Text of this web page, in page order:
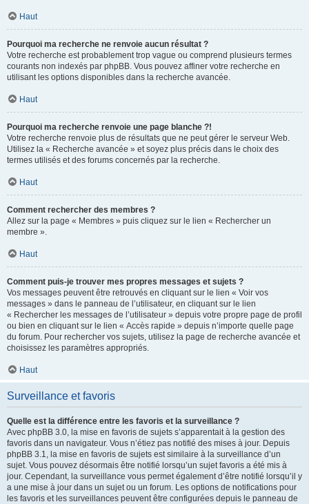
Haut
Pourquoi ma recherche ne renvoie aucun résultat ?
Votre recherche est probablement trop vague ou comprend plusieurs termes
courants non indexés par phpBB. Vous pouvez affiner votre recherche en
utilisant les options disponibles dans la recherche avancée.
Haut
Pourquoi ma recherche renvoie une page blanche ?!
Votre recherche renvoie plus de résultats que ne peut gérer le serveur Web.
Utilisez la « Recherche avancée » et soyez plus précis dans le choix des
termes utilisés et des forums concernés par la recherche.
Haut
Comment rechercher des membres ?
Allez sur la page « Membres » puis cliquez sur le lien « Rechercher un
membre ».
Haut
Comment puis-je trouver mes propres messages et sujets ?
Vos messages peuvent être retrouvés en cliquant sur le lien « Voir vos
messages » dans le panneau de l’utilisateur, en cliquant sur le lien
« Rechercher les messages de l’utilisateur » depuis votre propre page de profil
ou bien en cliquant sur le lien « Accès rapide » depuis n’importe quelle page
du forum. Pour rechercher vos sujets, utilisez la page de recherche avancée et
choisissez les paramètres appropriés.
Haut
Surveillance et favoris
Quelle est la différence entre les favoris et la surveillance ?
Avec phpBB 3.0, la mise en favoris de sujets s’apparentait à la gestion des
favoris dans un navigateur. Vous n’étiez pas notifié des mises à jour. Depuis
phpBB 3.1, la mise en favoris de sujets est similaire à la surveillance d’un
sujet. Vous pouvez désormais être notifié lorsqu’un sujet favoris a été mis à
jour. Cependant, la surveillance vous permet également d’être notifié lorsqu’il y
a une mise à jour dans un sujet ou un forum. Les options de notifications pour
les favoris et les surveillances peuvent être configurées depuis le panneau de